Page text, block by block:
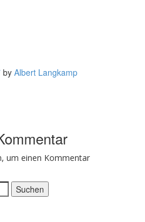
by Albert Langkamp
um einen Kommentar